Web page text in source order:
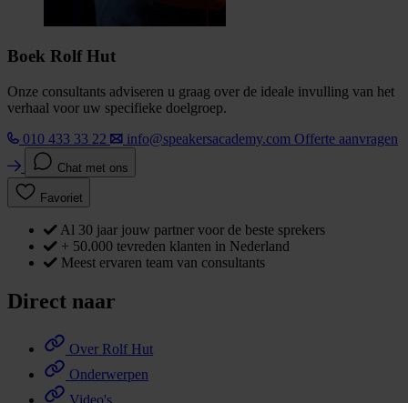
Boek Rolf Hut
Onze consultants adviseren u graag over de ideale invulling van het
verhaal voor uw specifieke doelgroep.
010 433 33 22
info@speakersacademy.com Offerte aanvragen
Chat met ons
Favoriet
Al 30 jaar jouw partner voor de beste sprekers
+ 50.000 tevreden klanten in Nederland
Meest ervaren team van consultants
Direct naar
Over Rolf Hut
Onderwerpen
Video's